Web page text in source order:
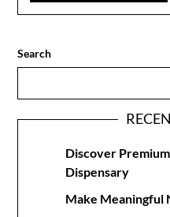
Search
Discover
Dispensary
Make Meaningful